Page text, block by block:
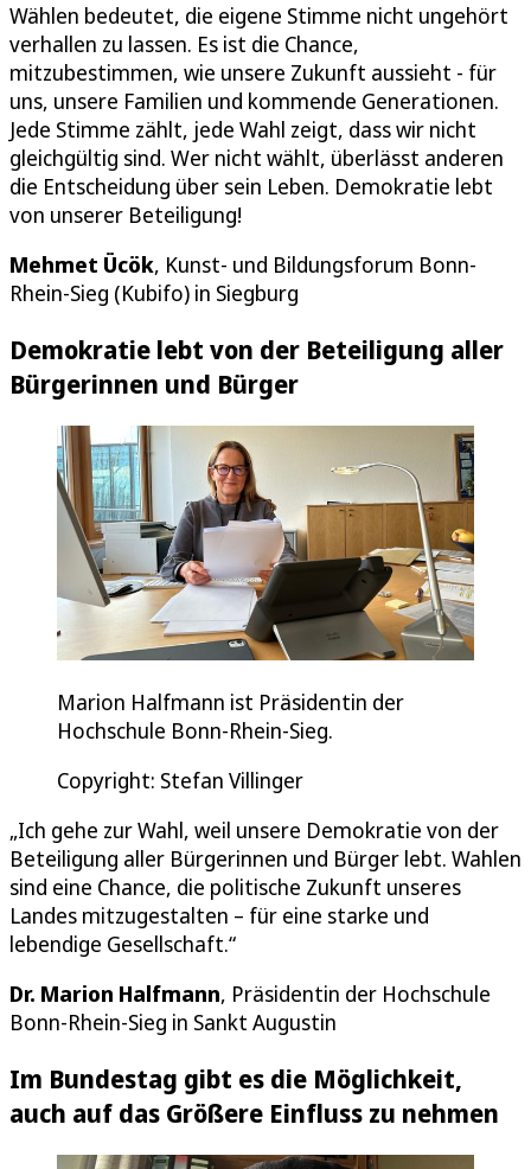
Wählen bedeutet, die eigene Stimme nicht ungehört
verhallen zu lassen. Es ist die Chance,
mitzubestimmen, wie unsere Zukunft aussieht - für
uns, unsere Familien und kommende Generationen.
Jede Stimme zählt, jede Wahl zeigt, dass wir nicht
gleichgültig sind. Wer nicht wählt, überlässt anderen
die Entscheidung über sein Leben. Demokratie lebt
von unserer Beteiligung!
Mehmet Ücök, Kunst- und Bildungsforum Bonn-
Rhein-Sieg (Kubifo) in Siegburg
Demokratie lebt von der Beteiligung aller
Bürgerinnen und Bürger
Marion Halfmann ist Präsidentin der
Hochschule Bonn-Rhein-Sieg.
Copyright: Stefan Villinger
„Ich gehe zur Wahl, weil unsere Demokratie von der
Beteiligung aller Bürgerinnen und Bürger lebt. Wahlen
sind eine Chance, die politische Zukunft unseres
Landes mitzugestalten – für eine starke und
lebendige Gesellschaft.“
Dr. Marion Halfmann, Präsidentin der Hochschule
Bonn-Rhein-Sieg in Sankt Augustin
Im Bundestag gibt es die Möglichkeit,
auch auf das Größere Einfluss zu nehmen